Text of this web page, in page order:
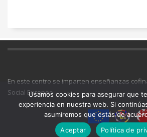
En este centro se imparten enseñanzas
Social Europeo
Usamos cookies para asegurar que
experiencia en nuestra web. Si
asumiremos que estás de
Aceptar
Política de